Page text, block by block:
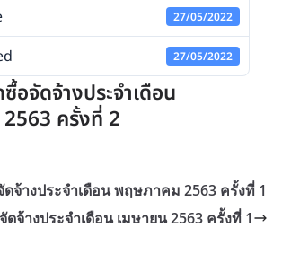
27/05/2022
27/05/2022
อจัดจ้างประจำเดือน
ครั้งที่ 2
จ้างประจำเดือน พฤษภาคม 2563 ครั้งที่ 1
จ้างประจำเดือน เมษายน 2563 ครั้งที่ 1